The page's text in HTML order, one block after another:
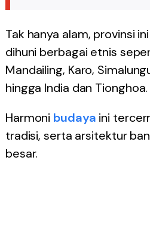
Tak hanya alam, provinsi
dihuni berbagai etnis
Mandailing, Karo,
hingga India dan Tionghoa.
Harmoni budaya ini
tradisi, serta arsitektur
besar.